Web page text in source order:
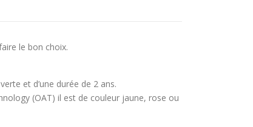
le bon choix.
et d’une durée de 2 ans.
(OAT) il est de couleur jaune, rose ou